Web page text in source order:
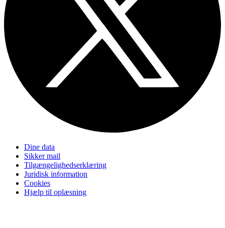
Dine data
Sikker mail
Tilgængelighedserklæring
Juridisk information
Cookies
Hjælp til oplæsning